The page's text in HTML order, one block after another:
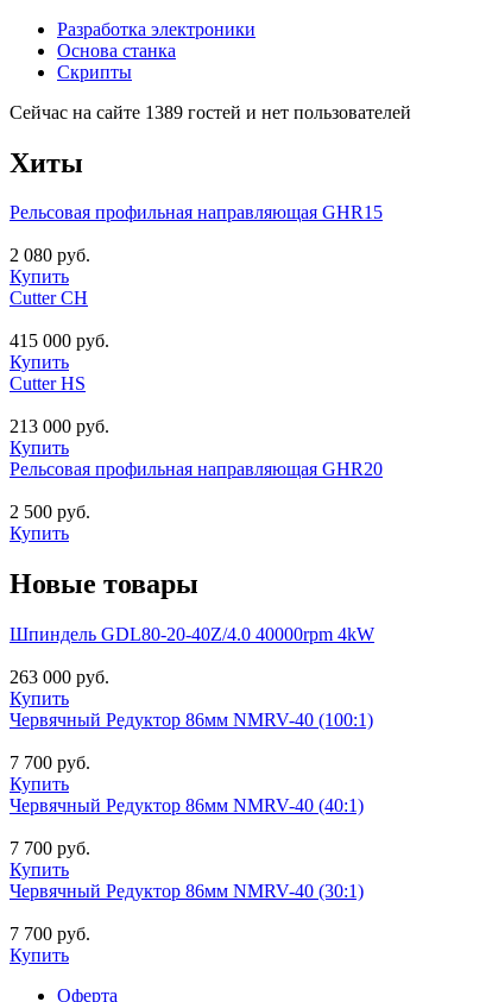
Разработка электроники
Основа станка
Скрипты
Сейчас на сайте 1389 гостей и нет пользователей
Хиты
Рельсовая профильная направляющая GHR15
2 080 руб.
Купить
Cutter CH
415 000 руб.
Купить
Cutter HS
213 000 руб.
Купить
Рельсовая профильная направляющая GHR20
2 500 руб.
Купить
Новые товары
Шпиндель GDL80-20-40Z/4.0 40000rpm 4kW
263 000 руб.
Купить
Червячный Редуктор 86мм NMRV-40 (100:1)
7 700 руб.
Купить
Червячный Редуктор 86мм NMRV-40 (40:1)
7 700 руб.
Купить
Червячный Редуктор 86мм NMRV-40 (30:1)
7 700 руб.
Купить
Оферта